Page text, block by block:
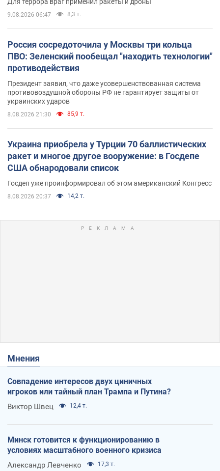
9.08.2026 06:47 8,3 т.
Россия сосредоточила у Москвы три кольца
ПВО: Зеленский пообещал "находить технологии"
противодействия
Президент заявил, что даже усовершенствованная система
противовоздушной обороны РФ не гарантирует защиты от
украинских ударов
8.08.2026 21:30 85,9 т.
Украина приобрела у Турции 70 баллистических
ракет и многое другое вооружение: в Госдепе
США обнародовали список
Госдеп уже проинформировал об этом американский Конгресс
8.08.2026 20:37 14,2 т.
Мнения
Совпадение интересов двух циничных
игроков или тайный план Трампа и Путина?
Виктор Швец 12,4 т.
Минск готовится к функционированию в
условиях масштабного военного кризиса
Александр Левченко 17,3 т.